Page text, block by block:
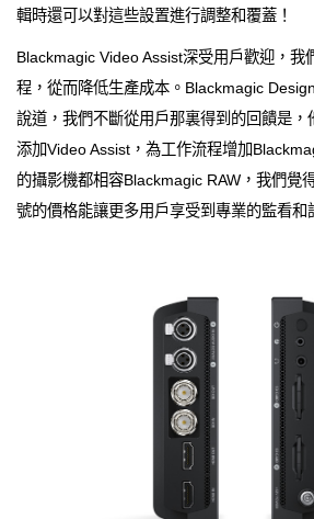
輯時還可以對這些設置進行調整和覆蓋！
Blackmagic Video Assist深受用戶歡迎，我
程，從而降低生產成本。Blackmagic
說道，我們不斷從用戶那裏得到的回饋是，
添加Video Assist，為工作流程增加
的攝影機都相容Blackmagic RAW，我們覺
號的價格能讓更多用戶享受到專業的監看和